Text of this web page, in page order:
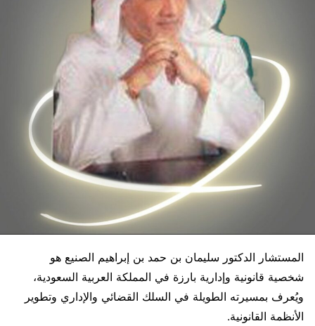
المستشار الدكتور سليمان بن حمد بن إبراهيم الصنيع هو
شخصية قانونية وإدارية بارزة في المملكة العربية السعودية،
ويُعرف بمسيرته الطويلة في السلك القضائي والإداري وتطوير
الأنظمة القانونية.